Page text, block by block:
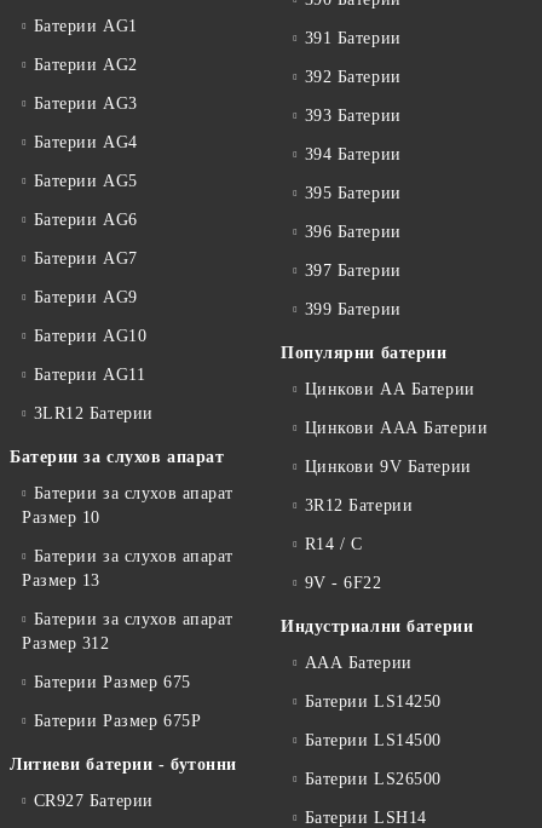
Батерии AG1
Батерии AG2
Батерии AG3
Батерии AG4
Батерии AG5
Батерии AG6
Батерии AG7
Батерии AG9
Батерии AG10
Батерии AG11
3LR12 Батерии
Батерии за слухов апарат
Батерии за слухов апарат
Размер 10
Батерии за слухов апарат
Размер 13
Батерии за слухов апарат
Размер 312
Батерии Размер 675
Батерии Размер 675P
Литиеви батерии - бутонни
CR927 Батерии
391 Батерии
392 Батерии
393 Батерии
394 Батерии
395 Батерии
396 Батерии
397 Батерии
399 Батерии
Популярни батерии
Цинкови АА Батерии
Цинкови ААА Батерии
Цинкови 9V Батерии
3R12 Батерии
R14 / C
9V - 6F22
Индустриални батерии
ААА Батерии
Батерии LS14250
Батерии LS14500
Батерии LS26500
Батерии LSH14